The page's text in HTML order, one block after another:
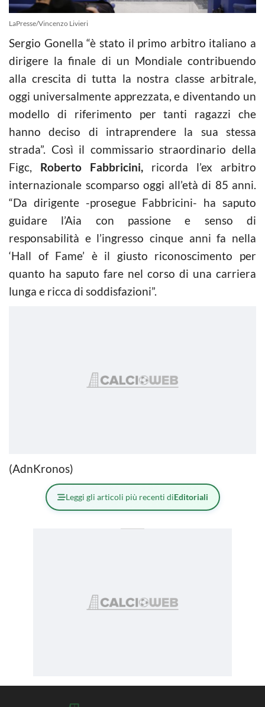
LaPresse/Vincenzo Livieri
Sergio Gonella “è stato il primo arbitro italiano a
dirigere la finale di un Mondiale contribuendo
alla crescita di tutta la nostra classe arbitrale,
oggi universalmente apprezzata, e diventando un
modello di riferimento per tanti ragazzi che
hanno deciso di intraprendere la sua stessa
strada”. Così il commissario straordinario della
Figc, Roberto Fabbricini, ricorda l’ex arbitro
internazionale scomparso oggi all’età di 85 anni.
“Da dirigente -prosegue Fabbricini- ha saputo
guidare l’Aia con passione e senso di
responsabilità e l’ingresso cinque anni fa nella
‘Hall of Fame’ è il giusto riconoscimento per
quanto ha saputo fare nel corso di una carriera
lunga e ricca di soddisfazioni”.
(AdnKronos)
Leggi gli articoli più recenti diEditoriali